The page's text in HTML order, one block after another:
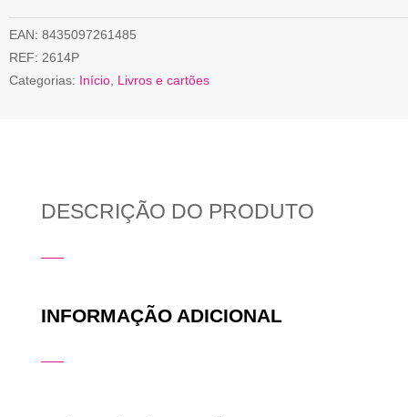
EAN: 8435097261485
REF: 2614P
Categorias: Início, Livros e cartões
DESCRIÇÃO DO PRODUTO
INFORMAÇÃO ADICIONAL